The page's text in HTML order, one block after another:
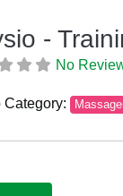
-
No
Category: